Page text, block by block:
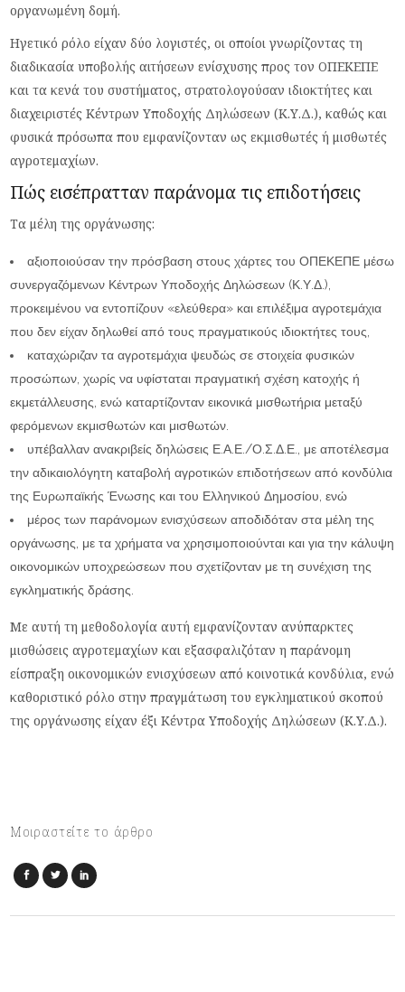
οργανωμένη δομή.
Ηγετικό ρόλο είχαν δύο λογιστές, οι οποίοι γνωρίζοντας τη
διαδικασία υποβολής αιτήσεων ενίσχυσης προς τον ΟΠΕΚΕΠΕ
και τα κενά του συστήματος, στρατολογούσαν ιδιοκτήτες και
διαχειριστές Κέντρων Υποδοχής Δηλώσεων (Κ.Υ.Δ.), καθώς και
φυσικά πρόσωπα που εμφανίζονταν ως εκμισθωτές ή μισθωτές
αγροτεμαχίων.
Πώς εισέπρατταν παράνομα τις επιδοτήσεις
Τα μέλη της οργάνωσης:
αξιοποιούσαν την πρόσβαση στους χάρτες του ΟΠΕΚΕΠΕ μέσω
συνεργαζόμενων Κέντρων Υποδοχής Δηλώσεων (Κ.Υ.Δ.),
προκειμένου να εντοπίζουν «ελεύθερα» και επιλέξιμα αγροτεμάχια
που δεν είχαν δηλωθεί από τους πραγματικούς ιδιοκτήτες τους,
καταχώριζαν τα αγροτεμάχια ψευδώς σε στοιχεία φυσικών
προσώπων, χωρίς να υφίσταται πραγματική σχέση κατοχής ή
εκμετάλλευσης, ενώ καταρτίζονταν εικονικά μισθωτήρια μεταξύ
φερόμενων εκμισθωτών και μισθωτών.
υπέβαλλαν ανακριβείς δηλώσεις Ε.Α.Ε./Ο.Σ.Δ.Ε., με αποτέλεσμα
την αδικαιολόγητη καταβολή αγροτικών επιδοτήσεων από κονδύλια
της Ευρωπαϊκής Ένωσης και του Ελληνικού Δημοσίου, ενώ
μέρος των παράνομων ενισχύσεων αποδιδόταν στα μέλη της
οργάνωσης, με τα χρήματα να χρησιμοποιούνται και για την κάλυψη
οικονομικών υποχρεώσεων που σχετίζονταν με τη συνέχιση της
εγκληματικής δράσης.
Με αυτή τη μεθοδολογία αυτή εμφανίζονταν ανύπαρκτες
μισθώσεις αγροτεμαχίων και εξασφαλιζόταν η παράνομη
είσπραξη οικονομικών ενισχύσεων από κοινοτικά κονδύλια, ενώ
καθοριστικό ρόλο στην πραγμάτωση του εγκληματικού σκοπού
της οργάνωσης είχαν έξι Κέντρα Υποδοχής Δηλώσεων (Κ.Υ.Δ.).
Μοιραστείτε το άρθρο